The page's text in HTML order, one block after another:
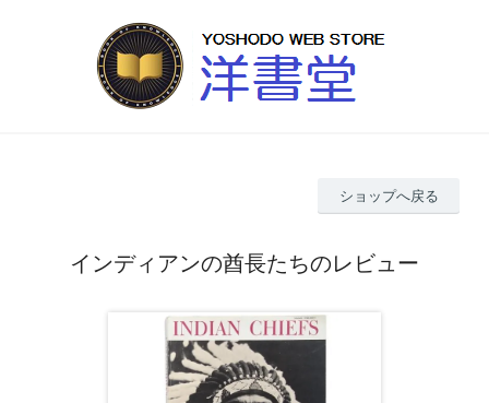
ショップへ戻る
インディアンの酋長たちのレビュー